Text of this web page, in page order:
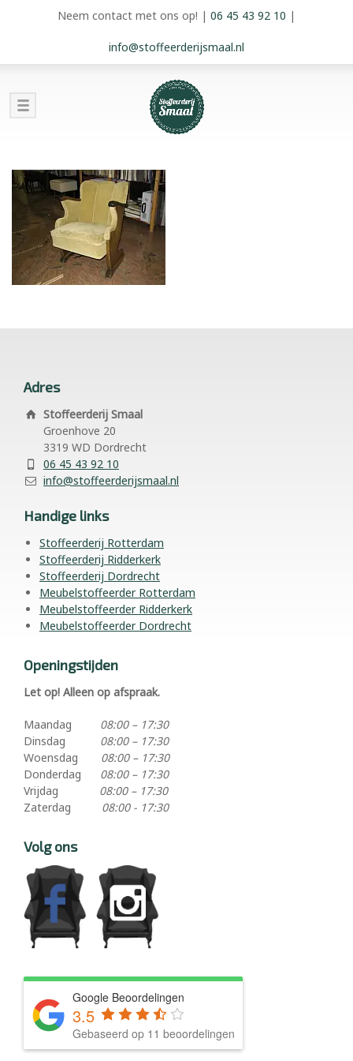
Neem contact met ons op! | 06 45 43 92 10 |
info@stoffeerderijsmaal.nl
Adres
Stoffeerderij Smaal
Groenhove 20
3319 WD Dordrecht
06 45 43 92 10
info@stoffeerderijsmaal.nl
Handige links
Stoffeerderij Rotterdam
Stoffeerderij Ridderkerk
Stoffeerderij Dordrecht
Meubelstoffeerder Rotterdam
Meubelstoffeerder Ridderkerk
Meubelstoffeerder Dordrecht
Openingstijden
Let op! Alleen op afspraak.
Maandag
08:00 – 17:30
Dinsdag
08:00 – 17:30
Woensdag
08:00 – 17:30
Donderdag
08:00 – 17:30
Vrijdag
08:00 – 17:30
Zaterdag
08:00 - 17:30
Volg ons
Google Beoordelingen
3.5
Gebaseerd op 11 beoordelingen